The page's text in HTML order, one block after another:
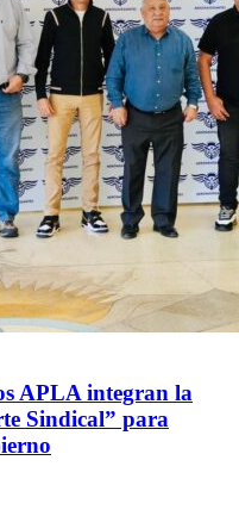
APLA integran la
Sindical” para